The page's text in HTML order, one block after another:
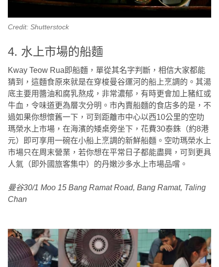
Credit: Shutterstock
4. 水上市場的船麵
Kway Teow Rua即船麵，單從其名字判斷，相信大家都能
猜到，這麵食原來就是在穿梭曼谷運河的船上烹調的。其湯
底主要用醬油和腐乳熬成，非常濃郁，有時更會加上豬紅或
牛血，令味道更為層次分明。市內賣船麵的食店多的是，不
過如果你想懷舊一下，可到距離市中心以西10公里的空叻
瑪榮水上市場，在海濱的矮桌旁坐下，花費30泰銖（約8港
元）即可享用一碗在小船上烹調的新鮮船麵。空叻瑪榮水上
市場只在周末營業，若你想在平常日子都能盡興，可到更具
人氣（即外國旅客集中）的丹嫩沙多水上市場品嚐。
曼谷30/1 Moo 15 Bang Ramat Road, Bang Ramat, Taling
Chan